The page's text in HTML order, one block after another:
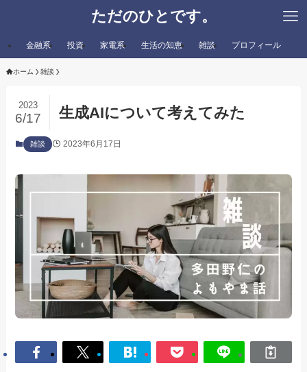
ただのひとです。
金融系 投資 家電系 生活の知恵 雑談 プロフィール
ホーム 雑談
生成AIについて考えてみた
2023
6/17
雑談 2023年6月17日